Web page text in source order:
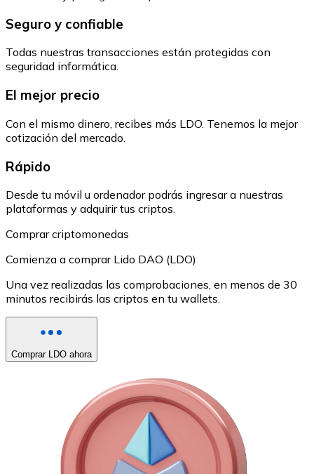
Seguro y confiable
Todas nuestras transacciones están protegidas con
seguridad informática.
El mejor precio
Con el mismo dinero, recibes más LDO. Tenemos la mejor
cotización del mercado.
Rápido
Desde tu móvil u ordenador podrás ingresar a nuestras
plataformas y adquirir tus criptos.
Comprar criptomonedas
Comienza a comprar Lido DAO (LDO)
Una vez realizadas las comprobaciones, en menos de 30
minutos recibirás las criptos en tu wallets.
Comprar LDO ahora